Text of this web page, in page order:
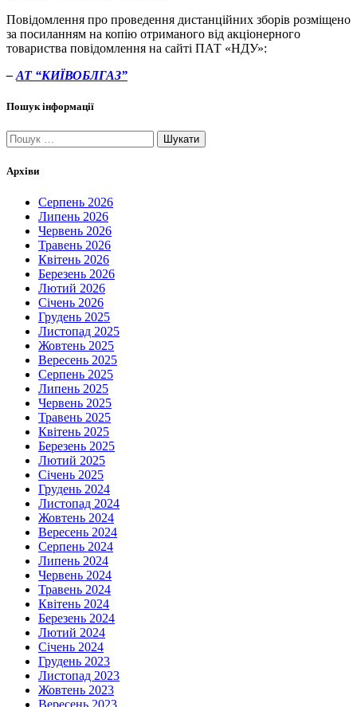
Повідомлення про проведення дистанційних зборів розміщено
за посиланням на копію отриманого від акціонерного
товариства повідомлення на сайті ПАТ «НДУ»:
– АТ “КИЇВОБЛГАЗ”
Пошук інформації
Пошук:
Архіви
Серпень 2026
Липень 2026
Червень 2026
Травень 2026
Квітень 2026
Березень 2026
Лютий 2026
Січень 2026
Грудень 2025
Листопад 2025
Жовтень 2025
Вересень 2025
Серпень 2025
Липень 2025
Червень 2025
Травень 2025
Квітень 2025
Березень 2025
Лютий 2025
Січень 2025
Грудень 2024
Листопад 2024
Жовтень 2024
Вересень 2024
Серпень 2024
Липень 2024
Червень 2024
Травень 2024
Квітень 2024
Березень 2024
Лютий 2024
Січень 2024
Грудень 2023
Листопад 2023
Жовтень 2023